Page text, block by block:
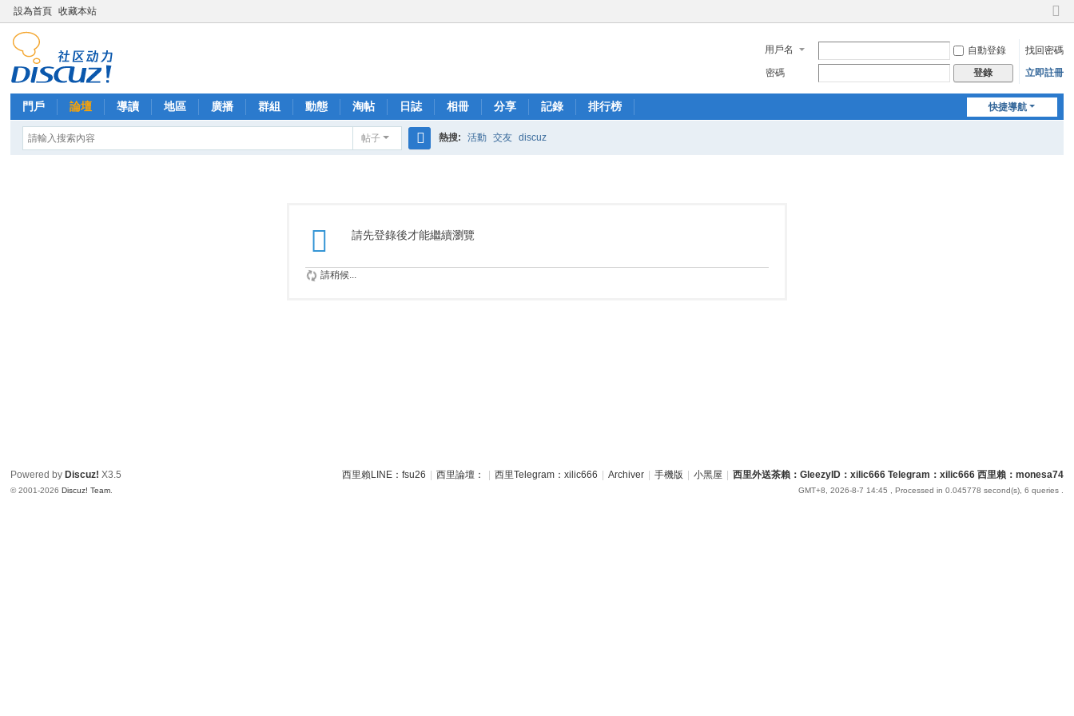
設為首頁 收藏本站
切
到
窄
用戶名 自動登錄
找回密碼
密碼
登錄 立即註冊
快捷導航
門戶 論壇 導讀 地區 廣播 群組 動態 淘帖 日誌 相冊 分享 記錄 排行榜
帖子 熱搜: 活動 交友 discuz
請先登錄後才能繼續瀏覽
請稍候...
西里賴LINE：fsu26 西里論壇： 西里Telegram：xilic666 Archiver 手機版 小黑屋 西里外送茶賴：GleezyID：xilic666 Telegram：xilic666 西里賴：monesa74
GMT+8, 2026-8-7 14:45 , Processed in 0.045778 second(s), 6 queries .
Powered by Discuz! X3.5
© 2001-2026Discuz! Team